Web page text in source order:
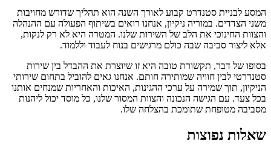
המסע לבניית סטנדרט קבוע לאורך השנה הוא תהליך שדורש מחויבות
משני הצדדים. במוריה ניקיון, אנחנו רואים בשיתוף הפעולה עם ההנהלה
והצוות החינוכי את הלב של השירות שלנו. המטרה היא לא רק לנקות,
אלא ליצור סביבה שבה כולם מרגישים בנוח לעבוד וללמוד.
בסופו של דבר, תקשורת טובה היא זו שיוצרת את ההבדל בין שירות
סטנדרטי לבין חוויה שמותירה חותם. אנחנו גאים להוביל בתחום שירותי
הניקיון, תוך שמירה על ערכי ההגינות, האיכות והאחריות שמנחים אותנו
בכל צעד. עם הגישה הנכונה והצוות המסור שלנו, כל מוסד יכול ליהנות
מסביבה מטופחת שתומכת בהצלחה שלו.
שאלות נפוצות